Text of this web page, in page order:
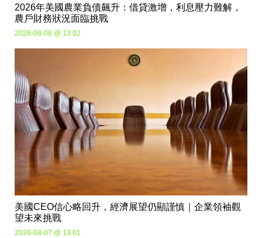
2026年美國農業負債飆升：借貸激增，利息壓力難解，
農戶財務狀況面臨挑戰
2026-08-08 @ 13:02
美國CEO信心略回升，經濟展望仍顯謹慎｜企業領袖觀
望未來挑戰
2026-08-07 @ 13:01